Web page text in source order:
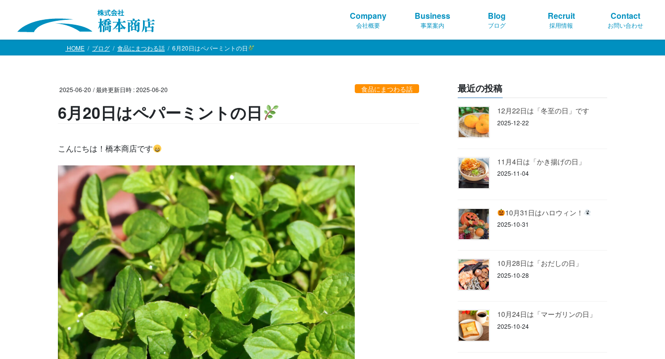
ン
ツ
ー
シ
Company
会社概要
Business
事業案内
Blog
ブログ
Recruit
採用情報
Contact
お問い合わせ
HOME ブログ 食品にまつわる話 6月20日はペパーミントの日
2025-06-20 / 最終更新日時 :2025-06-20 食品にまつわる話
6月20日はペパーミントの日
こんにちは！橋本商店です
最近の投稿
12月22日は「冬至の日」です
2025-12-22
11月4日は「かき揚げの日」
2025-11-04
10月31日はハロウィン！
2025-10-31
10月28日は「おだしの日」
2025-10-28
10月24日は「マーガリンの日」
2025-10-24